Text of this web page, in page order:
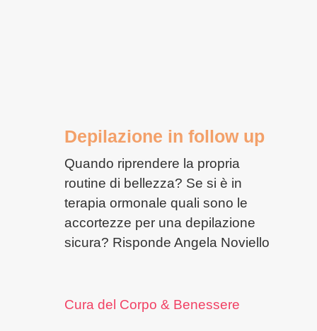
Depilazione in follow up
Quando riprendere la propria
routine di bellezza? Se si è in
terapia ormonale quali sono le
accortezze per una depilazione
sicura? Risponde Angela Noviello
Cura del Corpo & Benessere